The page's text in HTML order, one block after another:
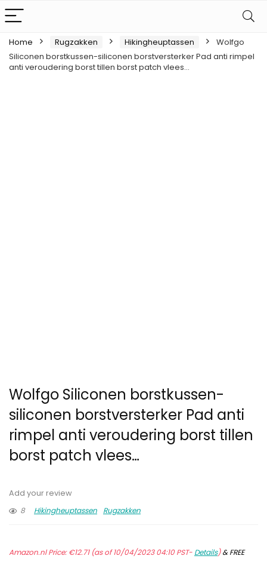
Home Rugzakken Hikingheuptassen
Wolfgo
Siliconen borstkussen-siliconen borstversterker Pad anti rimpel
anti veroudering borst tillen borst patch vlees…
Wolfgo Siliconen borstkussen-
siliconen borstversterker Pad anti
rimpel anti veroudering borst tillen
borst patch vlees…
Add your review
8
Hikingheuptassen Rugzakken
Amazon.nl Price:€12.71(as of 10/04/2023 04:10 PST- Details)&FREE